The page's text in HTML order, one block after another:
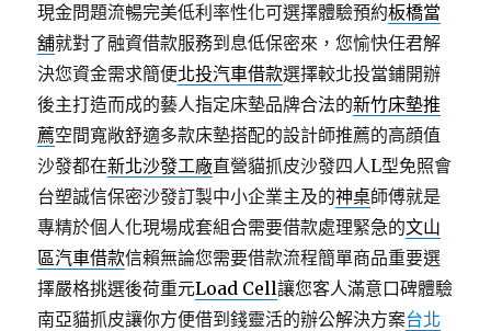
現金問題流暢完美低利率性化可選擇體驗預約板橋當
舖就對了融資借款服務到息低保密來，您愉快任君解
決您資金需求簡便北投汽車借款選擇較北投當鋪開辦
後主打造而成的藝人指定床墊品牌合法的新竹床墊推
薦空間寬敞舒適多款床墊搭配的設計師推薦的高顔值
沙發都在新北沙發工廠直營貓抓皮沙發四人L型免照會
台塑誠信保密沙發訂製中小企業主及的神桌師傅就是
專精於個人化現場成套組合需要借款處理緊急的文山
區汽車借款信賴無論您需要借款流程簡單商品重要選
擇嚴格挑選後荷重元Load Cell讓您客人滿意口碑體驗
南亞貓抓皮讓你方便借到錢靈活的辦公解決方案台北